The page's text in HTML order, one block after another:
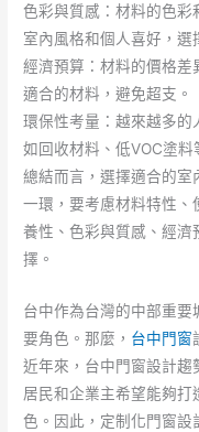
色彩與質感：材料的色彩
室內風格和個人喜好，選
經濟預算：材料的價格差
適合的材料，避免超支。
環保性考量：越來越多的
如回收材料、低VOC塗料
總結而言，選擇適合的室
一環，要考慮材料特性、
養性、色彩與質感、經濟
擇。
台中作為台灣的中部重
要角色。那麼， 台中門窗
近年來，台中門窗設計趨
居民和企業主希望能夠
色。因此，定制化門窗設